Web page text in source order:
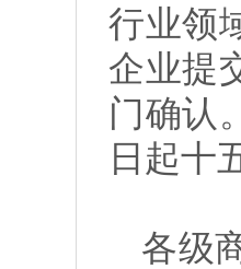
行业领
企业提
门确认
日起十
各级